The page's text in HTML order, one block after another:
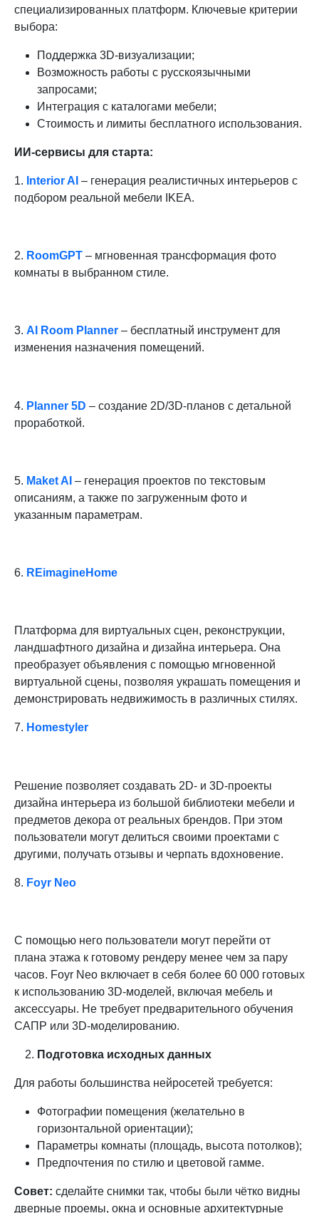
специализированных платформ. Ключевые критерии
выбора:
Поддержка 3D-визуализации;
Возможность работы с русскоязычными
запросами;
Интеграция с каталогами мебели;
Стоимость и лимиты бесплатного использования.
ИИ-сервисы для старта:
1. Interior AI – генерация реалистичных интерьеров с
подбором реальной мебели IKEA.
2. RoomGPT – мгновенная трансформация фото
комнаты в выбранном стиле.
3. AI Room Planner – бесплатный инструмент для
изменения назначения помещений.
4. Planner 5D – создание 2D/3D-планов с детальной
проработкой.
5. Maket AI – генерация проектов по текстовым
описаниям, а также по загруженным фото и
указанным параметрам.
6. REimagineHome
Платформа для виртуальных сцен, реконструкции,
ландшафтного дизайна и дизайна интерьера. Она
преобразует объявления с помощью мгновенной
виртуальной сцены, позволяя украшать помещения и
демонстрировать недвижимость в различных стилях.
7. Homestyler
Решение позволяет создавать 2D- и 3D-проекты
дизайна интерьера из большой библиотеки мебели и
предметов декора от реальных брендов. При этом
пользователи могут делиться своими проектами с
другими, получать отзывы и черпать вдохновение.
8. Foyr Neo
С помощью него пользователи могут перейти от
плана этажа к готовому рендеру менее чем за пару
часов. Foyr Neo включает в себя более 60 000 готовых
к использованию 3D-моделей, включая мебель и
аксессуары. Не требует предварительного обучения
САПР или 3D-моделированию.
Подготовка исходных данных
Для работы большинства нейросетей требуется:
Фотографии помещения (желательно в
горизонтальной ориентации);
Параметры комнаты (площадь, высота потолков);
Предпочтения по стилю и цветовой гамме.
Совет: сделайте снимки так, чтобы были чётко видны
дверные проемы, окна и основные архитектурные